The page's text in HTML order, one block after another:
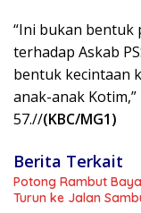
“Ini bukan bentuk
terhadap Askab
bentuk kecintaan
anak-anak
57.//(KBC/MG1)
Berita Terkait
Potong Rambut
Turun ke Jalan